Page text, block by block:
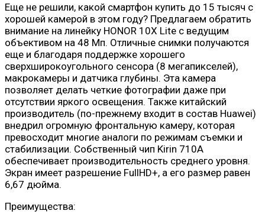
Еще не решили, какой смартфон купить до 15 тысяч с
хорошей камерой в этом году? Предлагаем обратить
внимание на линейку HONOR 10X Lite с ведущим
объективом на 48 Мп. Отличные снимки получаются
еще и благодаря поддержке хорошего
сверхширокоугольного сенсора (8 мегапикселей),
макрокамеры и датчика глубины. Эта камера
позволяет делать четкие фотографии даже при
отсутствии яркого освещения. Также китайский
производитель (по-прежнему входит в состав Huawei)
внедрил огромную фронтальную камеру, которая
превосходит многие аналоги по режимам съемки и
стабилизации. Собственный чип Kirin 710A
обеспечивает производительность среднего уровня.
Экран имеет разрешение FullHD+, а его размер равен
6,67 дюйма.
Преимущества: